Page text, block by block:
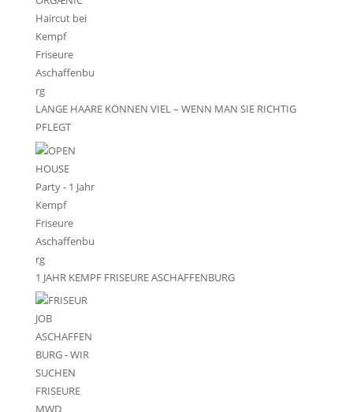
LANGE HAARE KÖNNEN VIEL – WENN MAN SIE RICHTIG
PFLEGT
1 JAHR KEMPF FRISEURE ASCHAFFENBURG